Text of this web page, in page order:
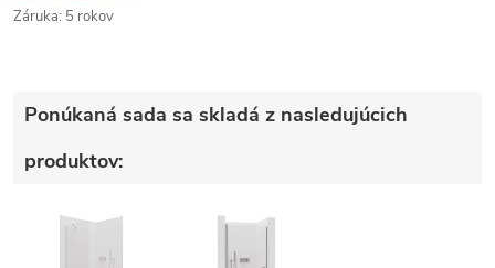
Záruka: 5 rokov
Ponúkaná sada sa skladá z nasledujúcich
produktov: